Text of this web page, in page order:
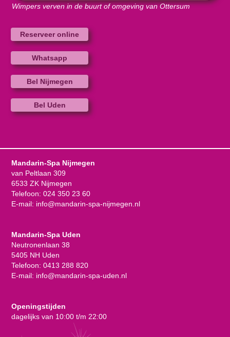
Wimpers verven in de buurt of omgeving van Ottersum
Reserveer online
Whatsapp
Bel Nijmegen
Bel Uden
Mandarin-Spa Nijmegen
van Peltlaan 309
6533 ZK Nijmegen
Telefoon: 024 350 23 60
E-mail: info@mandarin-spa-nijmegen.nl
Mandarin-Spa Uden
Neutronenlaan 38
5405 NH Uden
Telefoon: 0413 288 820
E-mail: info@mandarin-spa-uden.nl
Openingstijden
dagelijks van 10:00 t/m 22:00